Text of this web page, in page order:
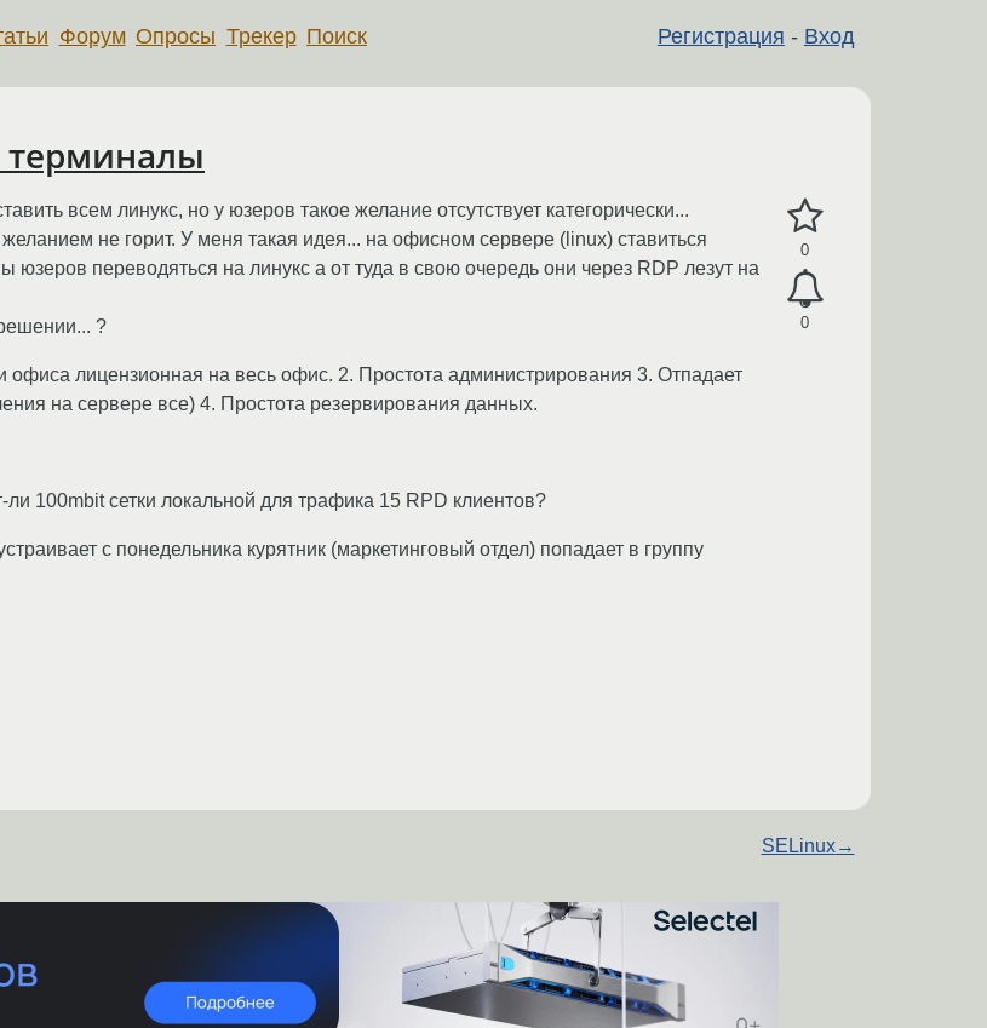
Регистрация - Вход
Форум Опросы Трекер Поиск
терминалы
0
0
всем линукс, но у юзеров такое желание отсутствует категорически...
не горит. У меня такая идея... на офисном сервере (linux) ставиться
переводяться на линукс а от туда в свою очередь они через RDP лезут на
?
лицензионная на весь офис. 2. Простота администрирования 3. Отпадает
на сервере все) 4. Простота резервирования данных.
100mbit сетки локальной для трафика 15 RPD клиентов?
с понедельника курятник (маркетинговый отдел) попадает в группу
SELinux→